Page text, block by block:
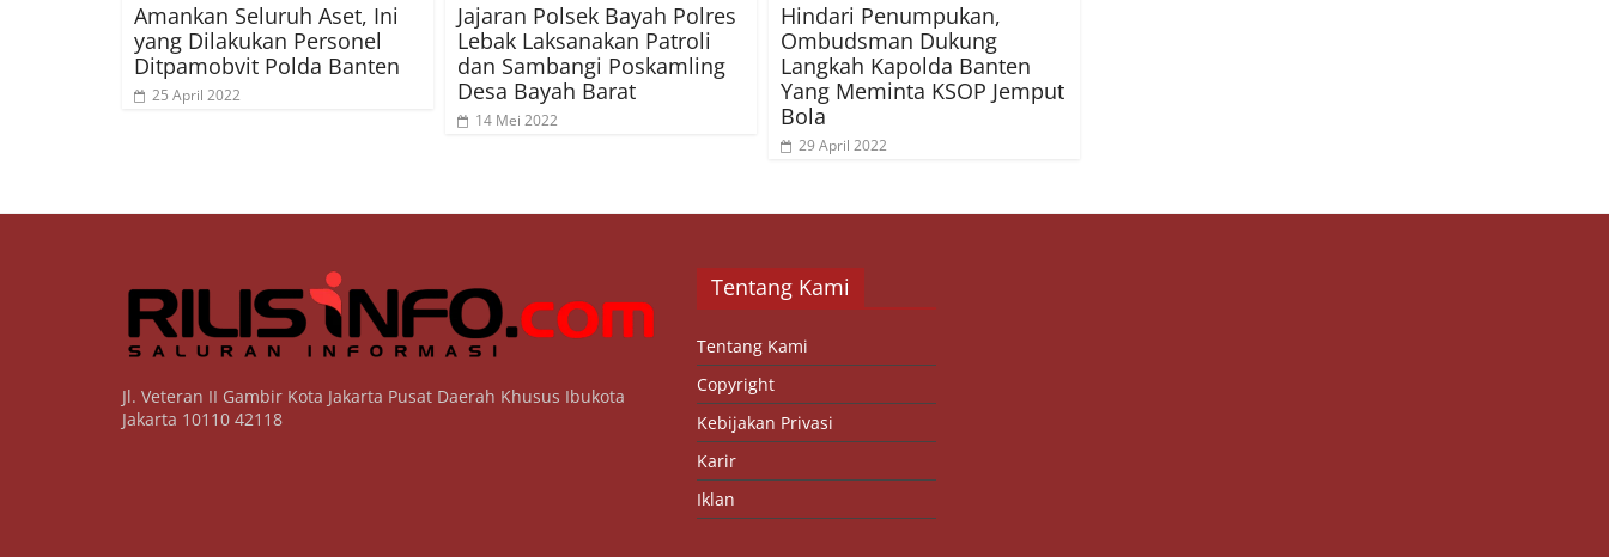
Amankan Seluruh Aset, Ini
yang Dilakukan Personel
Ditpamobvit Polda Banten
25 April 2022
Jajaran Polsek Bayah Polres
Lebak Laksanakan Patroli
dan Sambangi Poskamling
Desa Bayah Barat
14 Mei 2022
Hindari Penumpukan,
Ombudsman Dukung
Langkah Kapolda Banten
Yang Meminta KSOP Jemput
Bola
29 April 2022
Jl. Veteran II Gambir Kota Jakarta Pusat Daerah Khusus Ibukota
Jakarta 10110 42118
Tentang Kami
Tentang Kami
Copyright
Kebijakan Privasi
Karir
Iklan